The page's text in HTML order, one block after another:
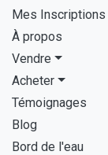
Mes Inscriptions
À propos
Vendre
Acheter
Témoignages
Blog
Bord de l'eau